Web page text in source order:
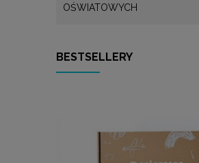
OŚWIATOWYCH
BESTSELLERY